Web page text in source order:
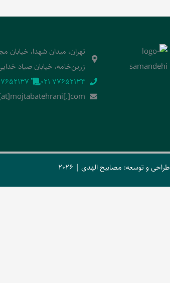
تهران، میدان شهدا، خیابان
زرین‌خامه، خیابان صیاد خدایی
‭021 77652134‬
طراحی و توسعه: مصابیح الهدی | 2026